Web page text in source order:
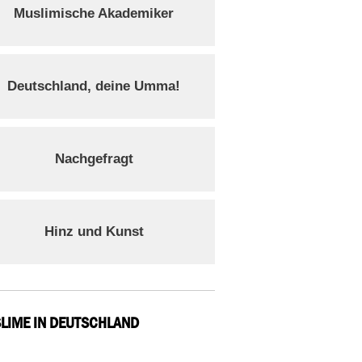
Muslimische Akademiker
Deutschland, deine Umma!
Nachgefragt
Hinz und Kunst
IN DEUTSCHLAND